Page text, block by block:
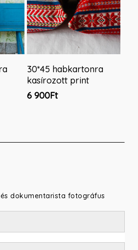
Tovább Olvasom
30*45 habkartonra
kasírozott print
6 900Ft
dokumentarista fotográfus